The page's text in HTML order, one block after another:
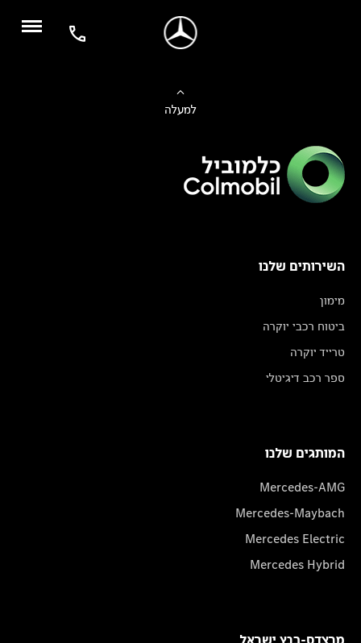
למעלה
השירותים שלנו
מימון
ביטוח רכבי יוקרה
טרייד יוקרה
ספר רכב דיגיטלי
המותגים שלנו
Mercedes-AMG
Mercedes-Maybach
Mercedes Electric
Mercedes Hybrid